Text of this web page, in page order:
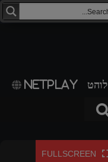
לוהט NETPLAY
FULLSCREEN